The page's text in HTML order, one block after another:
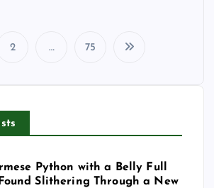
s
t
2 … 75
Python with a Belly Full
Slithering Through a New